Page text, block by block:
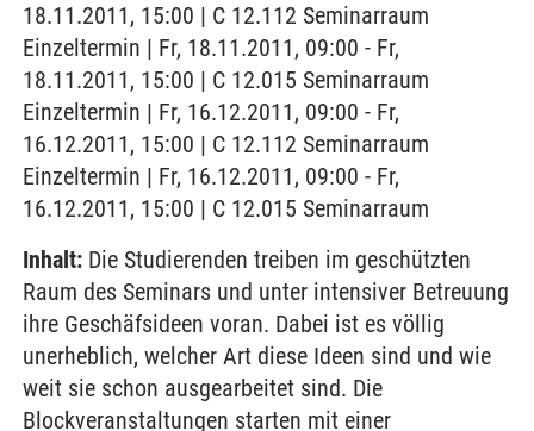
18.11.2011, 15:00 | C 12.112 Seminarraum
Einzeltermin | Fr, 18.11.2011, 09:00 - Fr,
18.11.2011, 15:00 | C 12.015 Seminarraum
Einzeltermin | Fr, 16.12.2011, 09:00 - Fr,
16.12.2011, 15:00 | C 12.112 Seminarraum
Einzeltermin | Fr, 16.12.2011, 09:00 - Fr,
16.12.2011, 15:00 | C 12.015 Seminarraum
Inhalt: Die Studierenden treiben im geschützten
Raum des Seminars und unter intensiver Betreuung
ihre Geschäfsideen voran. Dabei ist es völlig
unerheblich, welcher Art diese Ideen sind und wie
weit sie schon ausgearbeitet sind. Die
Blockveranstaltungen starten mit einer